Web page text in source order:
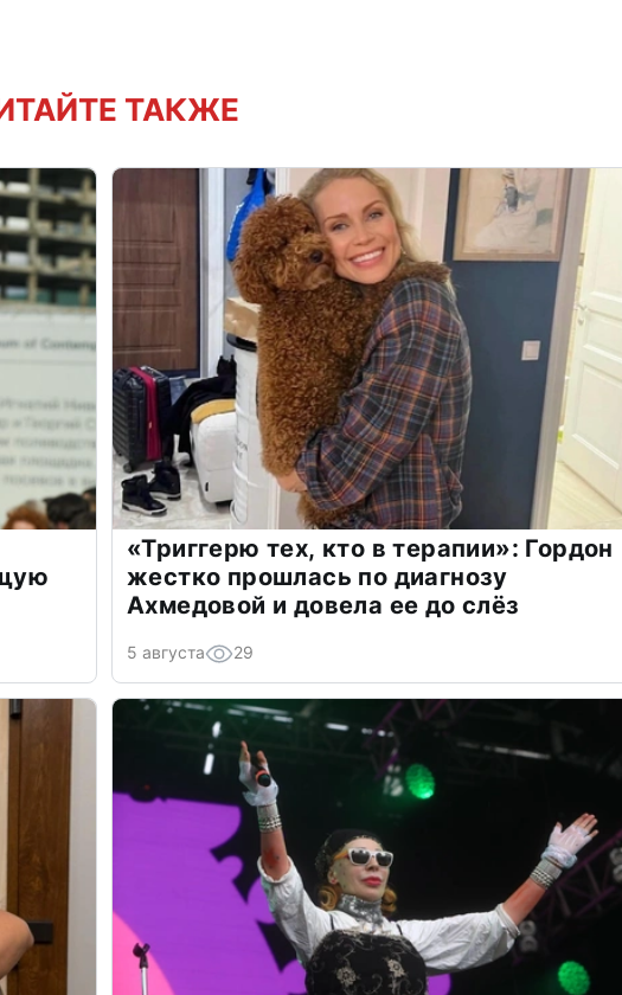
ТАКЖЕ
«Триггерю тех, кто в терапии»: Гордон
жестко прошлась по диагнозу
Ахмедовой и довела ее до слёз
5 августа 29